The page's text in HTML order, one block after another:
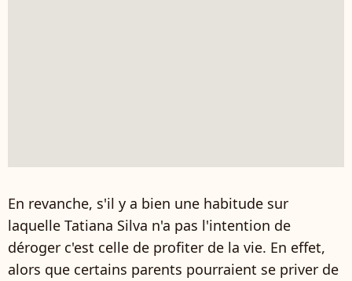
En revanche, s'il y a bien une habitude sur
laquelle Tatiana Silva n'a pas l'intention de
déroger c'est celle de profiter de la vie. En effet,
alors que certains parents pourraient se priver de